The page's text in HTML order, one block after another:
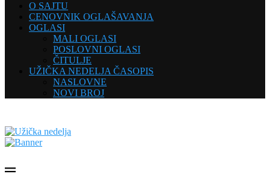
O SAJTU
CENOVNIK OGLAŠAVANJA
OGLASI
MALI OGLASI
POSLOVNI OGLASI
ČITULJE
UŽIČKA NEDELJA ČASOPIS
NASLOVNE
NOVI BROJ